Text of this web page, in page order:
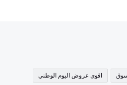
اقوى عروض اليوم الوطني